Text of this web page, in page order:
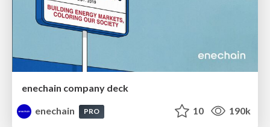
enechain company deck
enechain
PRO 10 190k